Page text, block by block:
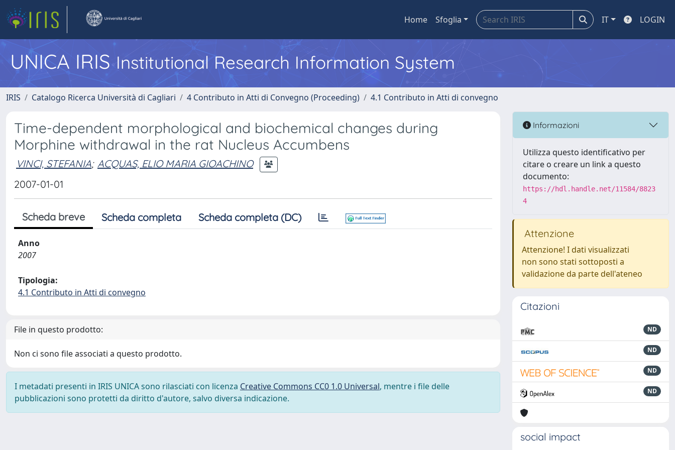
Home Sfoglia IT LOGIN
UNICA IRISInstitutional Research Information System
IRIS Catalogo Ricerca Università di Cagliari 4 Contributo in Atti di Convegno (Proceeding) 4.1 Contributo in Atti di convegno
Time-dependent morphological and biochemical changes during
Morphine withdrawal in the rat Nucleus Accumbens
VINCI, STEFANIA; ACQUAS, ELIO MARIA GIOACHINO
2007-01-01
Scheda breve Scheda completa Scheda completa (DC)
Anno
2007
Tipologia:
4.1 Contributo in Atti di convegno
File in questo prodotto:
Non ci sono file associati a questo prodotto.
I metadati presenti in IRIS UNICA sono rilasciati con licenza Creative Commons CC0 1.0 Universal, mentre i file delle
pubblicazioni sono protetti da diritto d'autore, salvo diversa indicazione.
Informazioni
Utilizza questo identificativo per
citare o creare un link a questo
documento:
https://hdl.handle.net/11584/8823
4
Attenzione
Attenzione! I dati visualizzati
non sono stati sottoposti a
validazione da parte dell'ateneo
Citazioni
ND
ND
ND
ND
social impact